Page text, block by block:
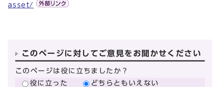
asset/
このページに対してご意見をお聞かせください
このページは役に立ちましたか？
役に立った
どちらともいえない